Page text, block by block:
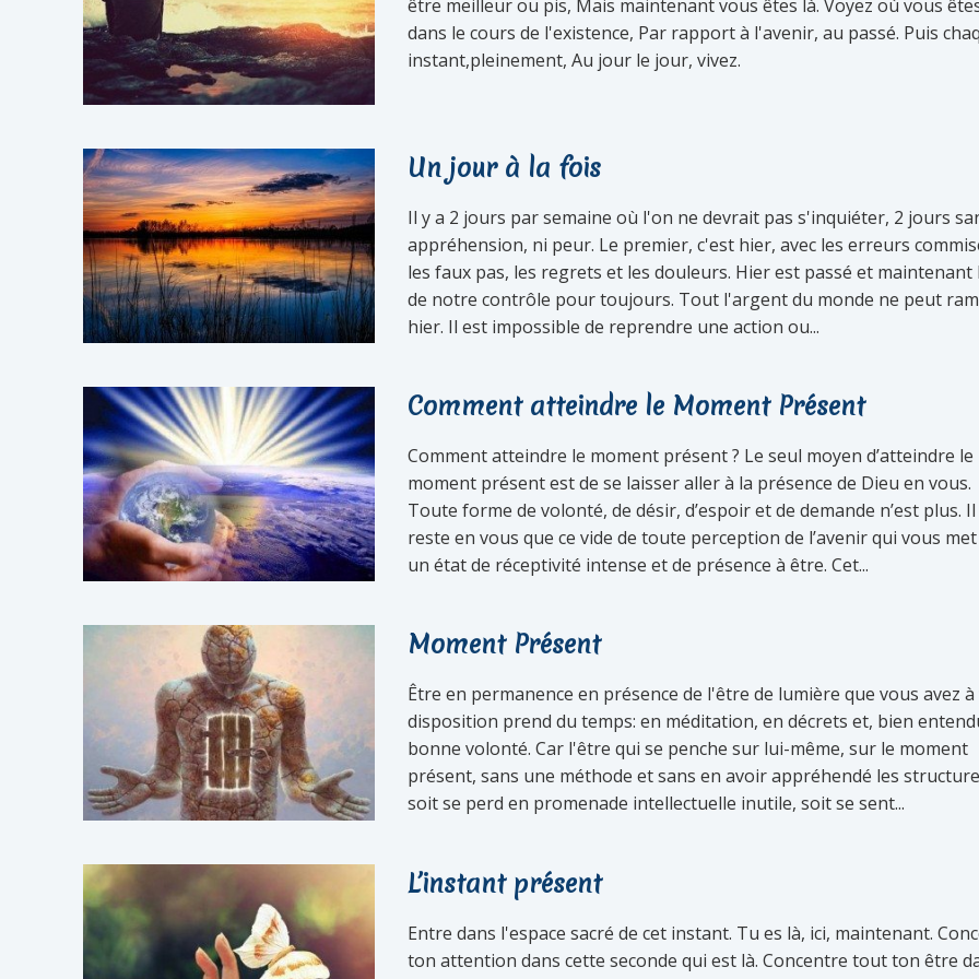
être meilleur ou pis, Mais maintenant vous êtes là. Voyez où vous
dans le cours de l'existence, Par rapport à l'avenir, au passé. Puis
instant,pleinement, Au jour le jour, vivez.
Un jour à la fois
Il y a 2 jours par semaine où l'on ne devrait pas s'inquiéter, 2 jours
appréhension, ni peur. Le premier, c'est hier, avec les erreurs
les faux pas, les regrets et les douleurs. Hier est passé et maintenant
de notre contrôle pour toujours. Tout l'argent du monde ne peut
hier. Il est impossible de reprendre une action ou...
Comment atteindre le Moment Présent
Comment atteindre le moment présent ? Le seul moyen d’atteindre le
moment présent est de se laisser aller à la présence de Dieu en vous.
Toute forme de volonté, de désir, d’espoir et de demande n’est plus.
reste en vous que ce vide de toute perception de l’avenir qui vous
un état de réceptivité intense et de présence à être. Cet...
Moment Présent
Être en permanence en présence de l'être de lumière que vous avez
disposition prend du temps: en méditation, en décrets et, bien
bonne volonté. Car l'être qui se penche sur lui-même, sur le moment
présent, sans une méthode et sans en avoir appréhendé les
soit se perd en promenade intellectuelle inutile, soit se sent...
L’instant présent
Entre dans l'espace sacré de cet instant. Tu es là, ici, maintenant.
ton attention dans cette seconde qui est là. Concentre tout ton être